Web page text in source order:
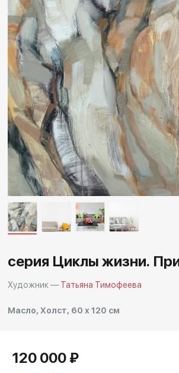
серия Циклы жизни.
Художник — Татьяна Тимофеева
Масло, Холст, 60 x 120 см
120 000 ₽